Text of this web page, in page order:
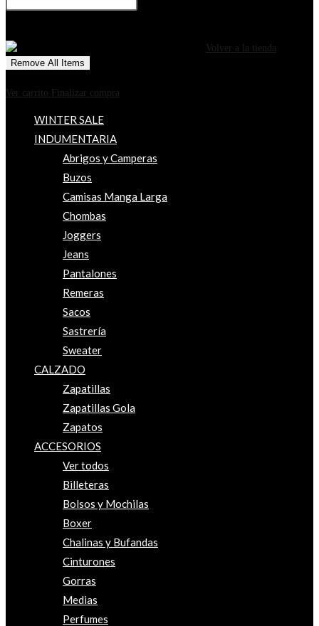
Volver a la tienda
Remove All Items
Ver carrito
Finalizar compra
WINTER SALE
INDUMENTARIA
Abrigos y Camperas
Buzos
Camisas Manga Larga
Chombas
Joggers
Jeans
Pantalones
Remeras
Sacos
Sastrería
Sweater
CALZADO
Zapatillas
Zapatillas Gola
Zapatos
ACCESORIOS
Ver todos
Billeteras
Bolsos y Mochilas
Boxer
Chalinas y Bufandas
Cinturones
Gorras
Medias
Perfumes